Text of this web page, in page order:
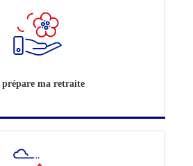
prépare ma retraite